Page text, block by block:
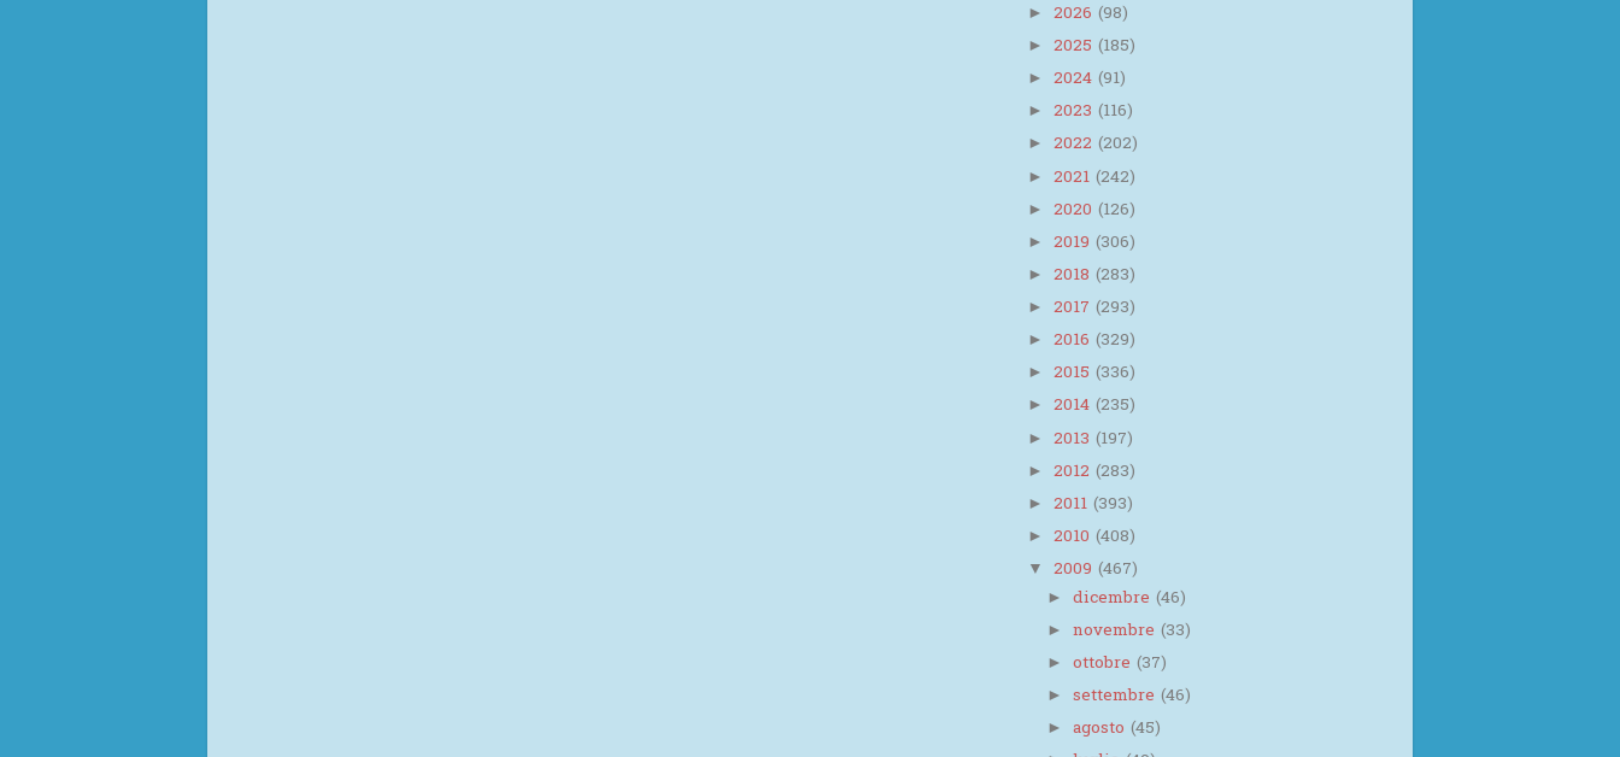
► 2026 (98)
► 2025 (185)
► 2024 (91)
► 2023 (116)
► 2022 (202)
► 2021 (242)
► 2020 (126)
► 2019 (306)
► 2018 (283)
► 2017 (293)
► 2016 (329)
► 2015 (336)
► 2014 (235)
► 2013 (197)
► 2012 (283)
► 2011 (393)
► 2010 (408)
▼ 2009 (467)
►dicembre(46)
►novembre(33)
►ottobre(37)
►settembre(46)
►agosto(45)